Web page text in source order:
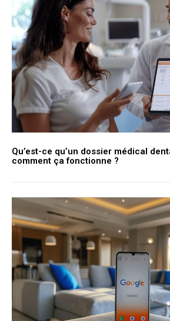
Qu’est-ce qu’un dossier médical
comment ça fonctionne ?